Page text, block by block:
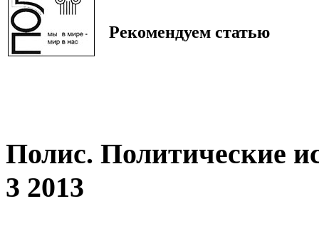
Рекомендуем статью
Полис. Политические
3 2013